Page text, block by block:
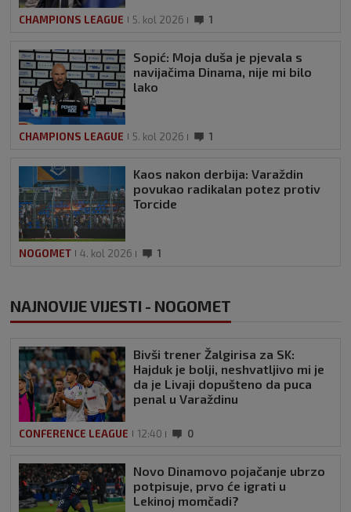
CHAMPIONS LEAGUE 5. kol 2026 1
Sopić: Moja duša je pjevala s
navijačima Dinama, nije mi bilo
lako
CHAMPIONS LEAGUE 5. kol 2026 1
Kaos nakon derbija: Varaždin
povukao radikalan potez protiv
Torcide
NOGOMET 4. kol 2026 1
NAJNOVIJE VIJESTI - NOGOMET
Bivši trener Žalgirisa za SK:
Hajduk je bolji, neshvatljivo mi je
da je Livaji dopušteno da puca
penal u Varaždinu
CONFERENCE LEAGUE 12:40 0
Novo Dinamovo pojačanje ubrzo
potpisuje, prvo će igrati u
Lekinoj momčadi?